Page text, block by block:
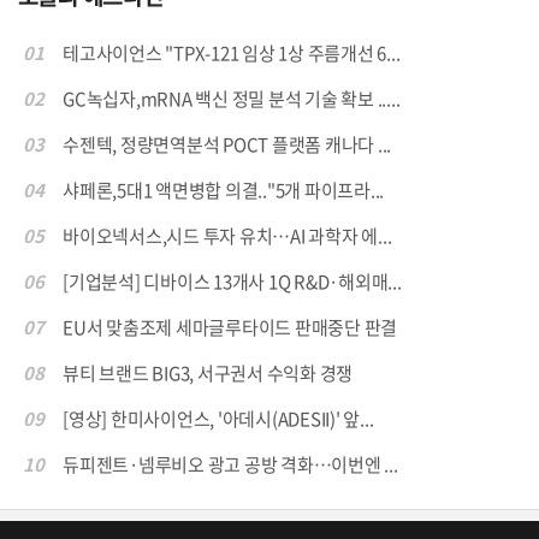
01
테고사이언스 "TPX-121 임상 1상 주름개선 6...
02
GC녹십자,mRNA 백신 정밀 분석 기술 확보 .....
03
수젠텍, 정량면역분석 POCT 플랫폼 캐나다 ...
04
샤페론,5대1 액면병합 의결.."5개 파이프라...
05
바이오넥서스,시드 투자 유치…AI 과학자 에...
06
[기업분석] 디바이스 13개사 1Q R&D·해외매...
07
EU서 맞춤조제 세마글루타이드 판매중단 판결
08
뷰티 브랜드 BIG3, 서구권서 수익화 경쟁
09
[영상] 한미사이언스, '아데시(ADESII)' 앞...
10
듀피젠트·넴루비오 광고 공방 격화…이번엔 ...